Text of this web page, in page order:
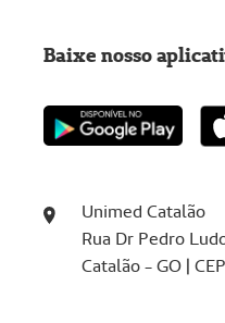
Unimed Catalão
Rua Dr Pedro
Catalão - GO |
Baixe nosso